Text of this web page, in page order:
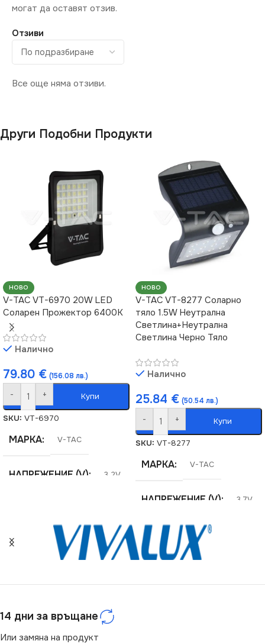
6400
СВЕТЛИНЕН ПОТОК
(LM)
735
ОПЦИИ
Отзиви
Все още няма отзиви.
могат да оставят отзив.
Други Подобни Продукти
НОВО
V-TAC VT-6970 20W LED
Соларен Прожектор 6400К
Налично
79.80 € (156.08 лв.)
- + Купи
SKU: VT-6970
МАРКА V-TAC
НАПРЕЖЕНИЕ (V) 3.2V
СТЕПЕН НА ЗАЩИТА
ЦВЕТНА ТЕМПЕРАТУРА
(K)
НОВО
V-TAC VT-8277 Соларно
тяло 1.5W Неутрална
Светлина+Неутрална
Светлина Черно Тяло
Налично
25.84 € (50.54 лв.)
- + Купи
SKU: VT-8277
МАРКА V-TAC
НАПРЕЖЕНИЕ (V) 3.7V
СЕРИЯ VT-767-2
14 дни за връщане
Или замяна на продукт